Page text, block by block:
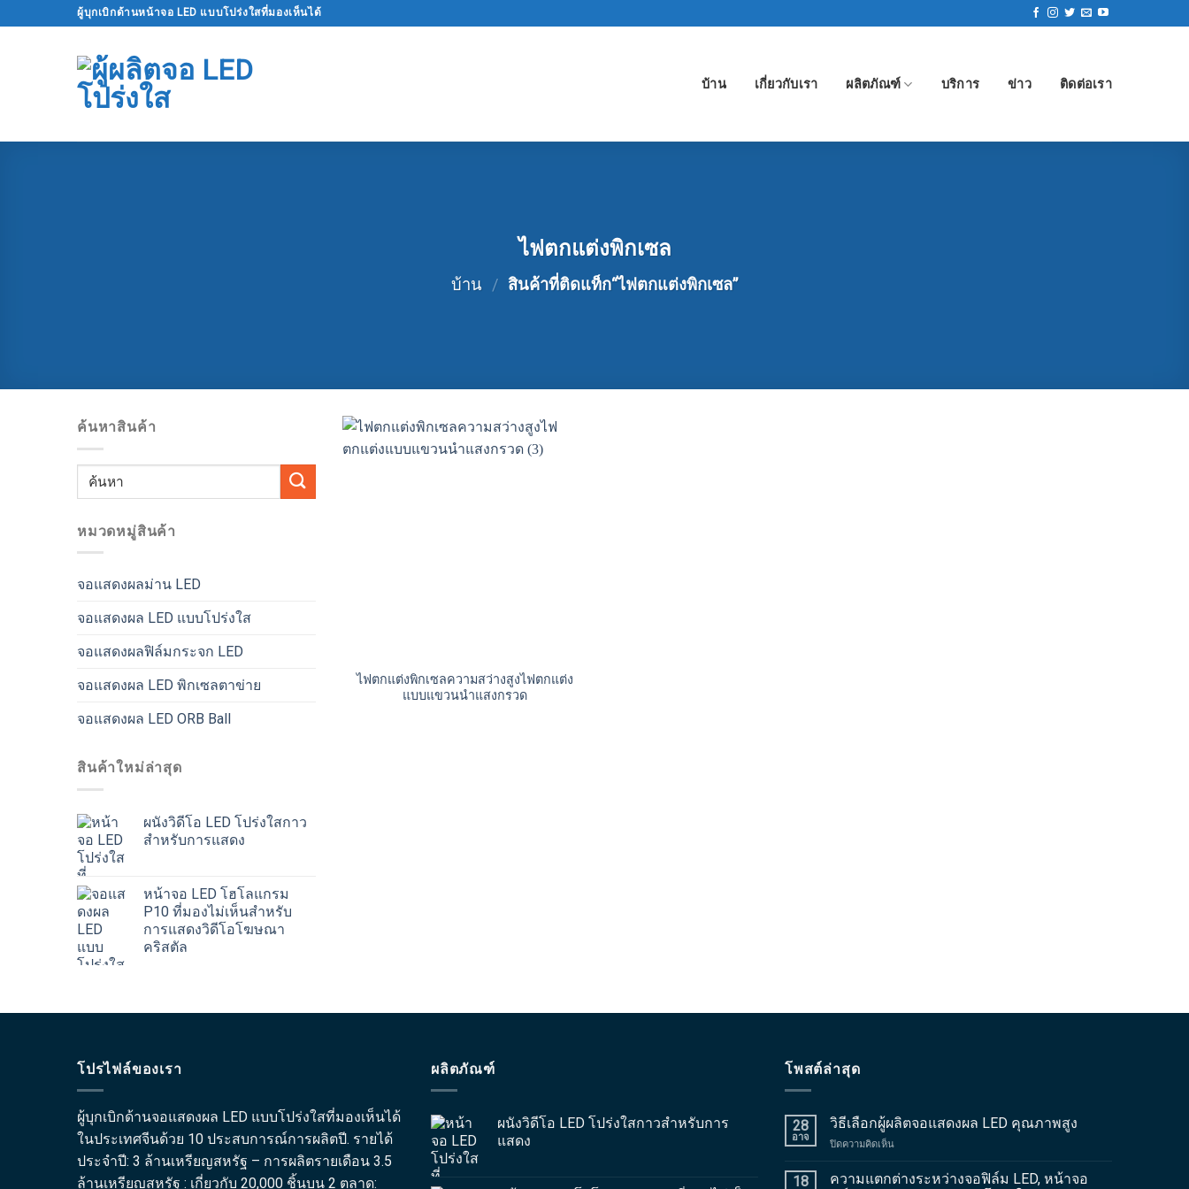
ไป
ผู้บุกเบิกด้านหน้าจอ LED แบบโปร่งใสที่มองเห็นได้
บ้าน เกี่ยวกับเรา ผลิตภัณฑ์ บริการ ข่าว ติดต่อเรา
ไฟตกแต่งพิกเซล
บ้าน / สินค้าที่ติดแท็ก“ไฟตกแต่งพิกเซล”
ค้นหาสินค้า
ค้นหา:
หมวดหมู่สินค้า
จอแสดงผลม่าน LED
จอแสดงผล LED แบบโปร่งใส
จอแสดงผลฟิล์มกระจก LED
จอแสดงผล LED พิกเซลตาข่าย
จอแสดงผล LED ORB Ball
สินค้าใหม่ล่าสุด
ผนังวิดีโอ LED โปร่งใสกาว
สำหรับการแสดง
หน้าจอ LED โฮโลแกรม
P10 ที่มองไม่เห็นสำหรับ
การแสดงวิดีโอโฆษณา
คริสตัล
ไฟตกแต่งพิกเซลความสว่างสูงไฟตกแต่ง
แบบแขวนนำแสงกรวด
โปรไฟล์ของเรา
ผู้บุกเบิกด้านจอแสดงผล LED แบบโปร่งใสที่มองเห็นได้
ในประเทศจีนด้วย 10 ประสบการณ์การผลิตปี. รายได้
ประจำปี: 3 ล้านเหรียญสหรัฐ – การผลิตรายเดือน 3.5
ล้านเหรียญสหรัฐ : เกี่ยวกับ 20,000 ชิ้นบน 2 ตลาด:
ผลิตภัณฑ์
ผนังวิดีโอ LED โปร่งใสกาวสำหรับการ
แสดง
โพสต์ล่าสุด
28
อาจ
วิธีเลือกผู้ผลิตจอแสดงผล LED คุณภาพสูง
ปิดความคิดเห็นบน
เลือก
18
ความแตกต่างระหว่างจอฟิล์ม LED, หน้าจอ